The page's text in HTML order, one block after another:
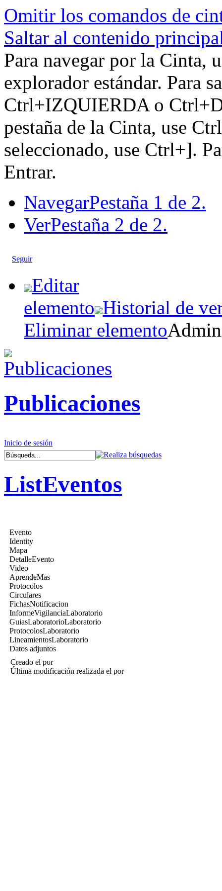
Omitir los comandos de
Saltar al contenido
Para navegar por la Cinta,
explorador estándar. Para
Ctrl+IZQUIERDA o
pestaña de la Cinta, use
seleccionado, use Ctrl+].
Entrar.
NavegarPestaña 1 de 2.
VerPestaña 2 de 2.
Seguir
Editar
elemento Historial de
Eliminar elemento
Publicaciones
Inicio de sesión
ListEventos
Evento
Identity
Mapa
DetalleEvento
Video
AprendeMas
Protocolos
Circulares
FichasNotificacion
InformeVigilanciaLaboratorio
GuiasLaboratorioLaboratorio
ProtocolosLaboratorio
LineamientosLaboratorio
Datos adjuntos
Creado el por
Última modificación realizada el por